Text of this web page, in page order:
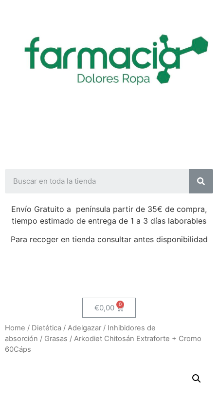
Envío Gratuito a península partir de 35€ de compra,
tiempo estimado de entrega de 1 a 3 días laborables
Para recoger en tienda consultar antes disponibilidad
€0,00
Home / Dietética / Adelgazar / Inhibidores de
absorción / Grasas / Arkodiet Chitosán Extraforte + Cromo
60Cáps